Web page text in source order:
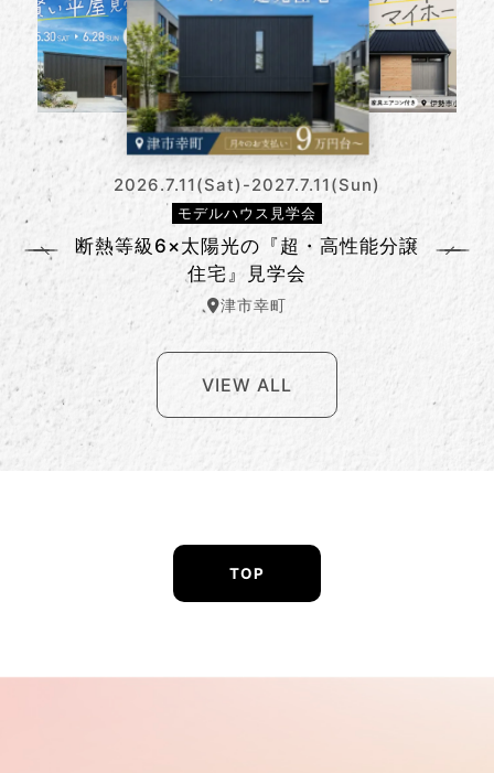
20坪台でも窮屈ゼロ。賢い平屋見学会
2026.7.11(Sat)-2027.7.11(Sun)
モデルハウス見学会
断熱等級6×太陽光の『超・高性能分譲
住宅』見学会
津市幸町
ラクも広さも！2階建てなのに「ほぼ
平屋」見学会
一年中ずっと快適！「断熱等級6」の
家 体感見学会
【緊急特別企画】『酷暑』を乗り切
る！家づくり＆リフォーム相談会
20坪台でも窮屈ゼロ。賢い平屋見学会
断熱等級6×太陽光の『超・高性能分譲
住宅』見学会
VIEW ALL
TOP